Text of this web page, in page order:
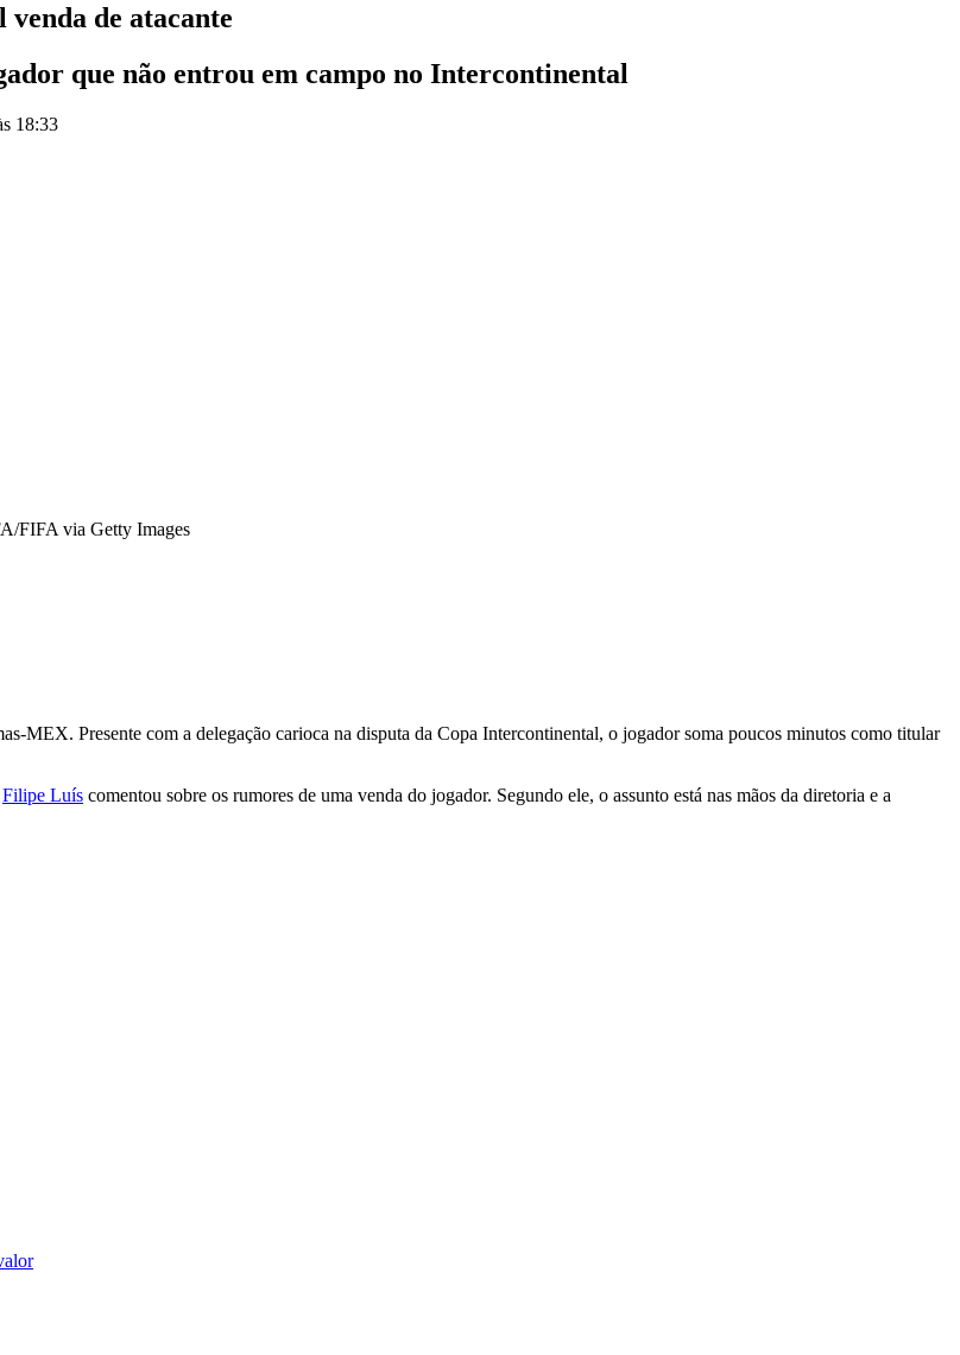
de atacante
que não entrou em campo no Intercontinental
18:33
FIFA via Getty Images
MEX. Presente com a delegação carioca na disputa da Copa Intercontinental, o jogador soma poucos minutos como titular
Filipe Luís comentou sobre os rumores de uma venda do jogador. Segundo ele, o assunto está nas mãos da diretoria e a